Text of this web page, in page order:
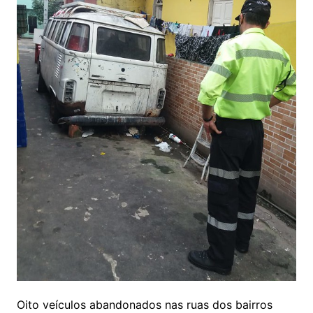
Oito veículos abandonados nas ruas dos bairros